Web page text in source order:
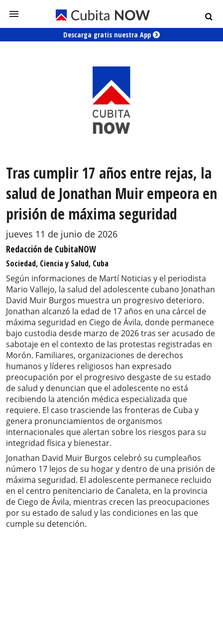
Descarga gratis nuestra App
Tras cumplir 17 años entre rejas, la
salud de Jonathan Muir empeora en
prisión de máxima seguridad
jueves 11 de junio de 2026
Redacción de CubitaNOW
Sociedad, Ciencia y Salud, Cuba
Según informaciones de Martí Noticias y el periodista
Mario Vallejo, la salud del adolescente cubano Jonathan
David Muir Burgos muestra un progresivo deterioro.
Jonathan alcanzó la edad de 17 años en una cárcel de
máxima seguridad en Ciego de Ávila, donde permanece
bajo custodia desde marzo de 2026 tras ser acusado de
sabotaje en el contexto de las protestas registradas en
Morón. Familiares, organizaciones de derechos
humanos y líderes religiosos han expresado
preocupación por el progresivo desgaste de su estado
de salud y denuncian que el adolescente no está
recibiendo la atención médica especializada que
requiere. El caso trasciende las fronteras de Cuba y
genera pronunciamientos de organismos
internacionales que alertan sobre los riesgos para su
integridad física y bienestar.
Jonathan David Muir Burgos celebró su cumpleaños
número 17 lejos de su hogar y dentro de una prisión de
máxima seguridad. El adolescente permanece recluido
en el centro penitenciario de Canaleta, en la provincia
de Ciego de Ávila, mientras crecen las preocupaciones
por su estado de salud y las condiciones en las que
cumple su detención.